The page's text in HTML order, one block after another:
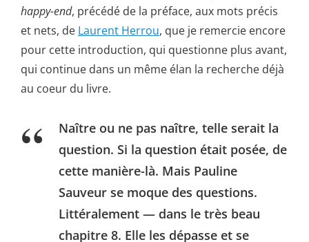
happy-end, précédé de la préface, aux mots précis
et nets, de Laurent Herrou, que je remercie encore
pour cette introduction, qui questionne plus avant,
qui continue dans un même élan la recherche déjà
au coeur du livre.
Naître ou ne pas naître, telle serait la
question. Si la question était posée, de
cette manière-là. Mais Pauline
Sauveur se moque des questions.
Littéralement — dans le très beau
chapitre 8. Elle les dépasse et se